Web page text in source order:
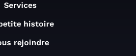
Services
histoire
rejoindre